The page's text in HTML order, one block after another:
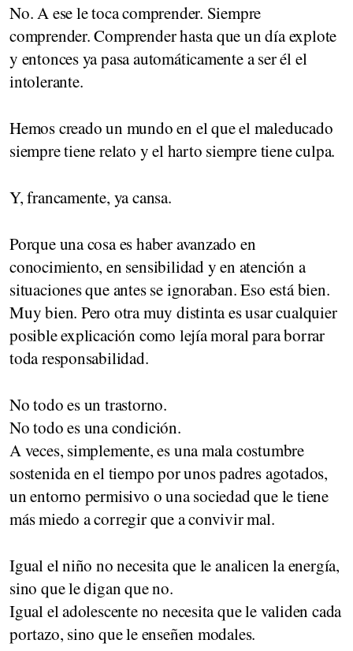
No. A ese le toca comprender. Siempre
comprender. Comprender hasta que un día explote
y entonces ya pasa automáticamente a ser él el
intolerante.
Hemos creado un mundo en el que el maleducado
siempre tiene relato y el harto siempre tiene culpa.
Y, francamente, ya cansa.
Porque una cosa es haber avanzado en
conocimiento, en sensibilidad y en atención a
situaciones que antes se ignoraban. Eso está bien.
Muy bien. Pero otra muy distinta es usar cualquier
posible explicación como lejía moral para borrar
toda responsabilidad.
No todo es un trastorno.
No todo es una condición.
A veces, simplemente, es una mala costumbre
sostenida en el tiempo por unos padres agotados,
un entorno permisivo o una sociedad que le tiene
más miedo a corregir que a convivir mal.
Igual el niño no necesita que le analicen la energía,
sino que le digan que no.
Igual el adolescente no necesita que le validen cada
portazo, sino que le enseñen modales.